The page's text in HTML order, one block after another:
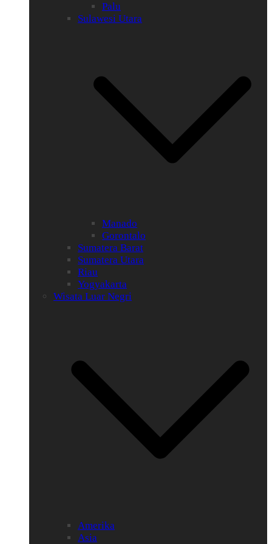
Palu
Sulawesi Utara
Manado
Gorontalo
Sumatera Barat
Sumatera Utara
Riau
Yogyakarta
Wisata Luar Negri
Amerika
Asia